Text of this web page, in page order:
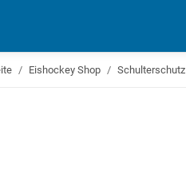
Eishockey Shop Schulterschutz